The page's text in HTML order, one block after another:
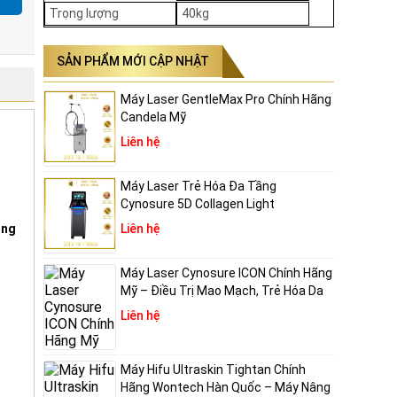
Trọng lượng
40kg
SẢN PHẨM MỚI CẬP NHẬT
Máy Laser GentleMax Pro Chính Hãng
Candela Mỹ
Liên hệ
Máy Laser Trẻ Hóa Đa Tầng
Cynosure 5D Collagen Light
Liên hệ
Máy Laser Cynosure ICON Chính Hãng
Mỹ – Điều Trị Mao Mạch, Trẻ Hóa Da
Liên hệ
Máy Hifu Ultraskin Tightan Chính
Hãng Wontech Hàn Quốc – Máy Nâng